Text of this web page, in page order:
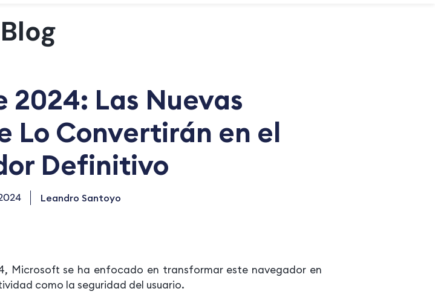
Blog
2024: Las Nuevas
Lo Convertirán en el
Definitivo
Leandro Santoyo
Microsoft se ha enfocado en transformar este navegador en
como la seguridad del usuario.